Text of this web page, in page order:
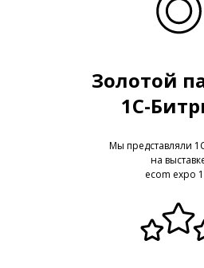
Золотой
1C-
Мы представляли
на
ecom expo